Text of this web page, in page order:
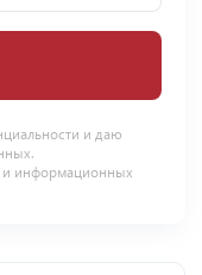
и даю
.
и информационных